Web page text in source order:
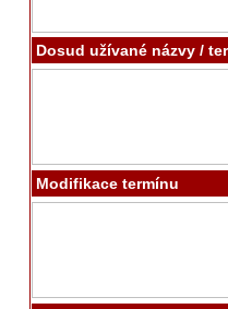
Dosud užívané názvy /
Modifikace termínu